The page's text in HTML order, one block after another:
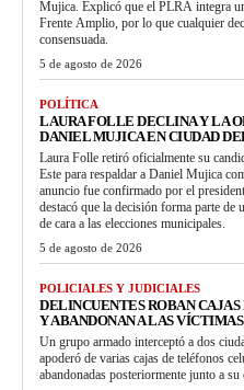
Mujica. Explicó que el PLRA integra
Frente Amplio, por lo que cualquier
consensuada.
5 de agosto de 2026
POLÍTICA
LAURA FOLLE DECLINA Y LA
DANIEL MUJICA EN CIUDAD
Laura Folle retiró oficialmente su
Este para respaldar a Daniel Mujica
anuncio fue confirmado por el
destacó que la decisión forma parte de
de cara a las elecciones municipales.
5 de agosto de 2026
POLICIALES Y JUDICIALES
DELINCUENTES ROBAN
Y ABANDONAN A LAS VÍCTIMAS
Un grupo armado interceptó a dos
apoderó de varias cajas de teléfonos
abandonadas posteriormente junto a su